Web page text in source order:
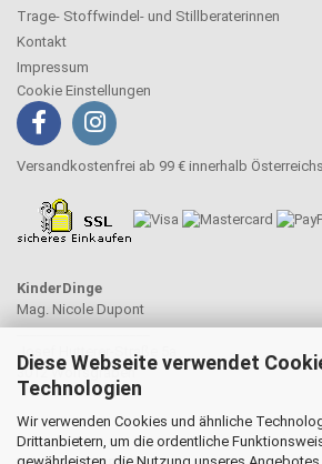
Diese Webseite verwendet
Technologien
Wir verwenden Cookies und ähnliche
Drittanbietern, um die ordentliche
Trage- Stoffwindel- und Stillberaterinnen
Kontakt
Impressum
Cookie Einstellungen
Versandkostenfrei ab 99 € innerhalb
KinderDinge
Mag. Nicole Dupont
____________________
Josef Hutterer-Straße 5a
3012 Wolfsgraben